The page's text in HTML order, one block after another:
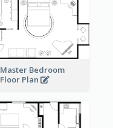
Master Bedroom
Floor Plan